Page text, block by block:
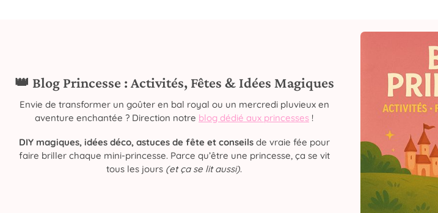
👑 Blog Princesse : Activités, Fêtes & Idées Magiques
Envie de transformer un goûter en bal royal ou un mercredi pluvieux en
aventure enchantée ? Direction notre blog dédié aux princesses !
DIY magiques, idées déco, astuces de fête et conseilsde vraie fée pour
faire briller chaque mini-princesse. Parce qu’être une princesse, ça se vit
tous les jours (et ça se lit aussi).